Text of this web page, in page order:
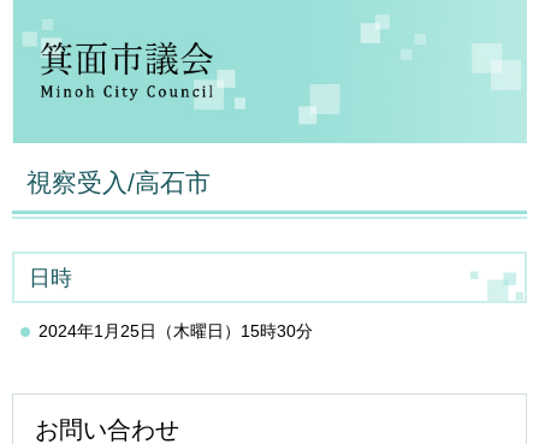
視察受入/高石市
日時
2024年1月25日（木曜日）15時30分
お問い合わせ